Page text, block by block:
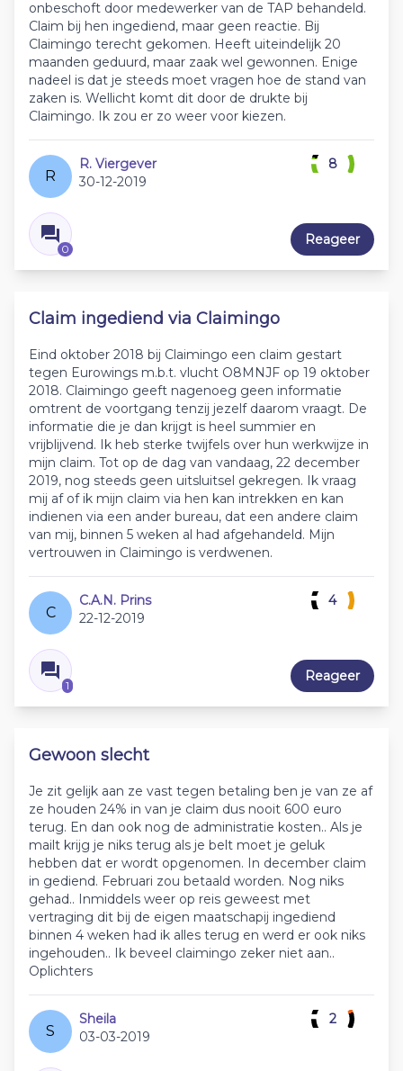
onbeschoft door medewerker van de TAP behandeld.
Claim bij hen ingediend, maar geen reactie. Bij
Claimingo terecht gekomen. Heeft uiteindelijk 20
maanden geduurd, maar zaak wel gewonnen. Enige
nadeel is dat je steeds moet vragen hoe de stand van
zaken is. Wellicht komt dit door de drukte bij
Claimingo. Ik zou er zo weer voor kiezen.
R
R. Viergever
30-12-2019
0
8
Reageer
Claim ingediend via Claimingo
Eind oktober 2018 bij Claimingo een claim gestart
tegen Eurowings m.b.t. vlucht O8MNJF op 19 oktober
2018. Claimingo geeft nagenoeg geen informatie
omtrent de voortgang tenzij jezelf daarom vraagt. De
informatie die je dan krijgt is heel summier en
vrijblijvend. Ik heb sterke twijfels over hun werkwijze in
mijn claim. Tot op de dag van vandaag, 22 december
2019, nog steeds geen uitsluitsel gekregen. Ik vraag
mij af of ik mijn claim via hen kan intrekken en kan
indienen via een ander bureau, dat een andere claim
van mij, binnen 5 weken al had afgehandeld. Mijn
vertrouwen in Claimingo is verdwenen.
C
C.A.N. Prins
22-12-2019
1
4
Reageer
Gewoon slecht
Je zit gelijk aan ze vast tegen betaling ben je van ze af
ze houden 24% in van je claim dus nooit 600 euro
terug. En dan ook nog de administratie kosten.. Als je
mailt krijg je niks terug als je belt moet je geluk
hebben dat er wordt opgenomen. In december claim
in gediend. Februari zou betaald worden. Nog niks
gehad.. Inmiddels weer op reis geweest met
vertraging dit bij de eigen maatschapij ingediend
binnen 4 weken had ik alles terug en werd er ook niks
ingehouden.. Ik beveel claimingo zeker niet aan..
Oplichters
S
Sheila
03-03-2019
2